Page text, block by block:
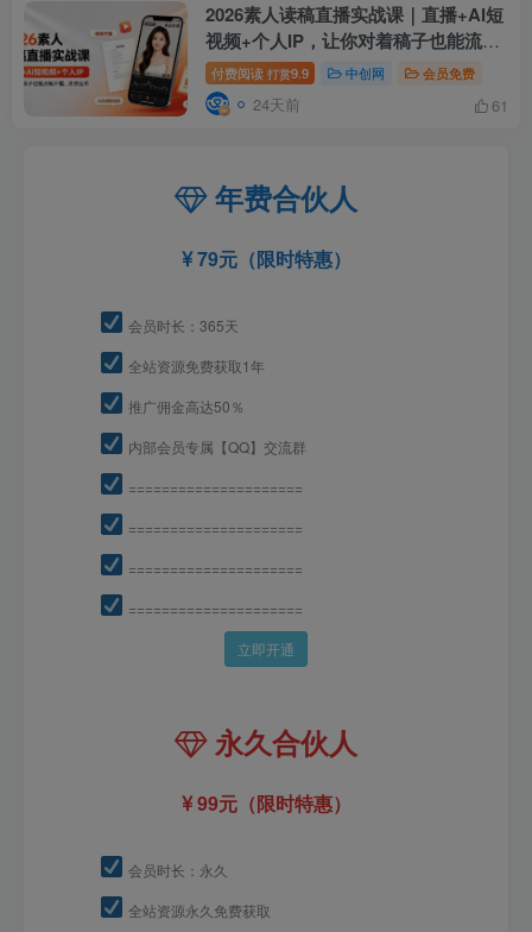
2026素人读稿直播实战课｜直播+AI短
视频+个人IP，让你对着稿子也能流畅
开播、高效出单
付费阅读 打赏9.9 中创网 会员免费
24天前 61
年费合伙人
79元（限时特惠）
会员时长：365天
全站资源免费获取1年
推广佣金高达50％
内部会员专属【QQ】交流群
=====================
=====================
=====================
=====================
立即开通
永久合伙人
99元（限时特惠）
会员时长：永久
全站资源永久免费获取